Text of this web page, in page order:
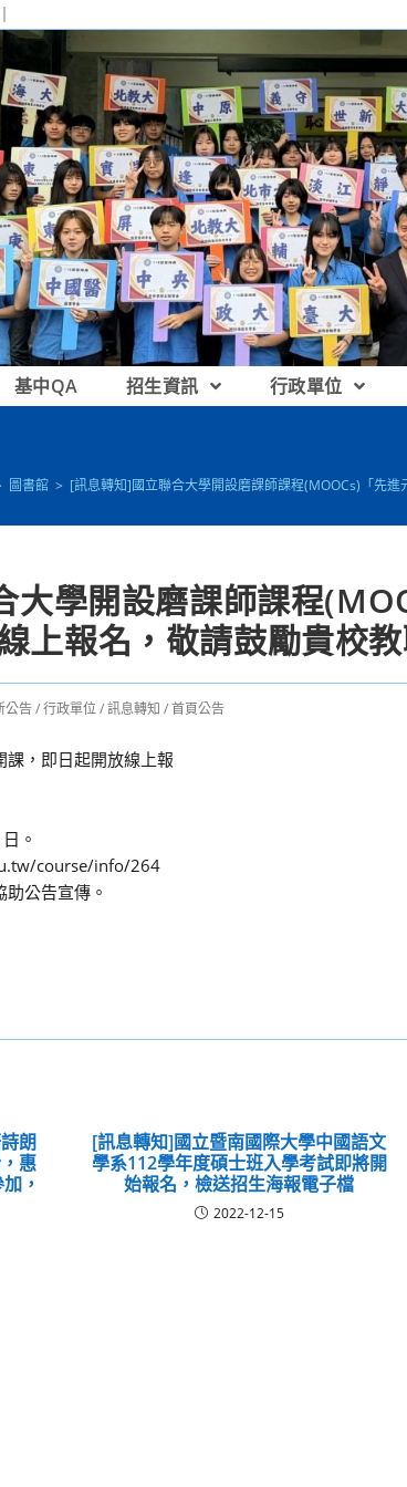
｜
基中QA 招生資訊 行政單位
圖書館 > [訊息轉知]國立聯合大學開設磨課師課程(MOOCs)「先
大學開設磨課師課程
上報名，敬請鼓勵貴校
公告/行政單位/訊息轉知 /首頁公告
，即日起開放線上報
。
course/info/264
公告宣傳。
朗
惠
，
[訊息轉知]國立暨南國際大學中國語文
學系112學年度碩士班入學考試即將開
始報名，檢送招生海報電子檔
2022-12-15